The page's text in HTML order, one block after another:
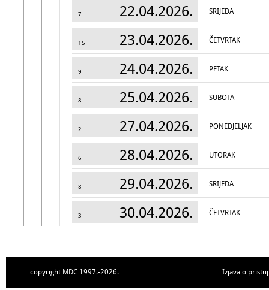
7 22.04.2026. SRIJEDA
15 23.04.2026. ČETVRTAK
9 24.04.2026. PETAK
8 25.04.2026. SUBOTA
2 27.04.2026. PONEDJELJAK
6 28.04.2026. UTORAK
8 29.04.2026. SRIJEDA
3 30.04.2026. ČETVRTAK
copyright MDC 1997.-2026. Izjava o